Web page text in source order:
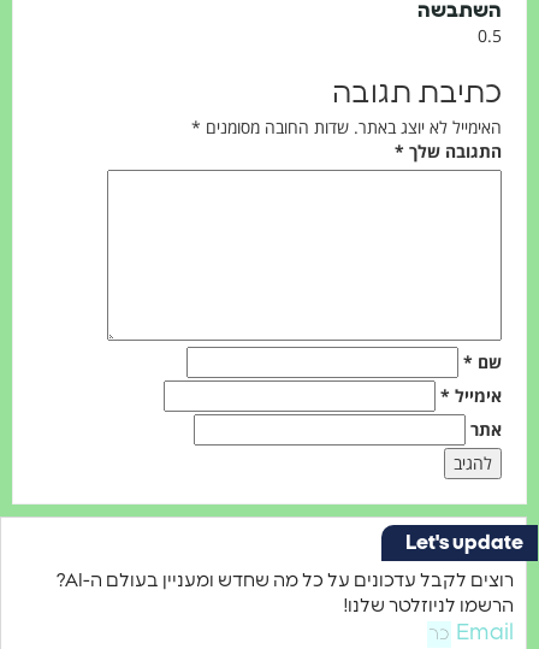
תגובה
לא יוצג באתר. שדות החובה מסומנים *
שלך*
*
Let's
רוצים לקבל עדכונים על כל מה שחדש ומעניין בעולם ה-AI?
לניוזלטר שלנו!